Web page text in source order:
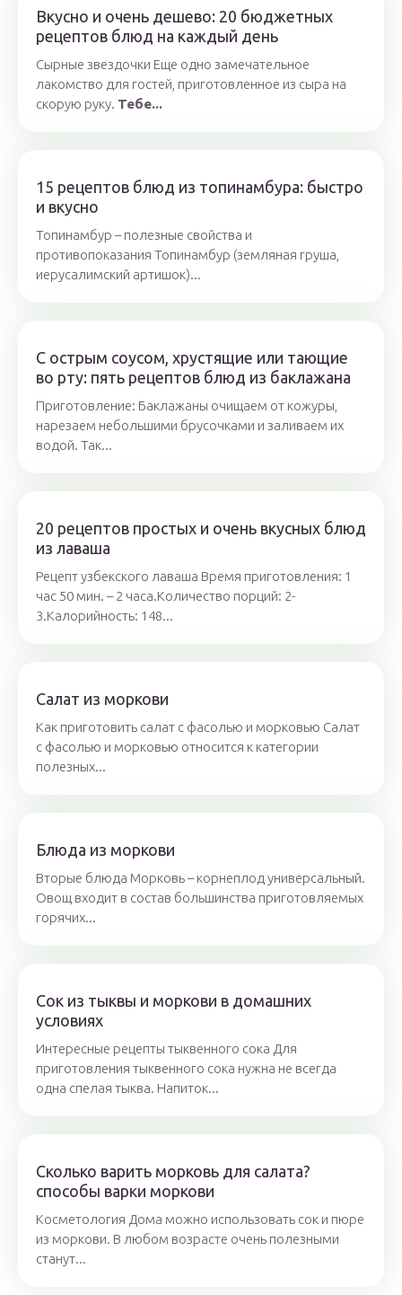
Вкусно и очень дешево: 20 бюджетных
рецептов блюд на каждый день
Сырные звездочки Еще одно замечательное
лакомство для гостей, приготовленное из сыра на
скорую руку. Тебе...
15 рецептов блюд из топинамбура: быстро
и вкусно
Топинамбур – полезные свойства и
противопоказания Топинамбур (земляная груша,
иерусалимский артишок)...
С острым соусом, хрустящие или тающие
во рту: пять рецептов блюд из баклажана
Приготовление: Баклажаны очищаем от кожуры,
нарезаем небольшими брусочками и заливаем их
водой. Так...
20 рецептов простых и очень вкусных блюд
из лаваша
Рецепт узбекского лаваша Время приготовления: 1
час 50 мин. – 2 часа.Количество порций: 2-
3.Калорийность: 148...
Салат из моркови
Как приготовить салат с фасолью и морковью Салат
с фасолью и морковью относится к категории
полезных...
Блюда из моркови
Вторые блюда Морковь – корнеплод универсальный.
Овощ входит в состав большинства приготовляемых
горячих...
Сок из тыквы и моркови в домашних
условиях
Интересные рецепты тыквенного сока Для
приготовления тыквенного сока нужна не всегда
одна спелая тыква. Напиток...
Сколько варить морковь для салата?
способы варки моркови
Косметология Дома можно использовать сок и пюре
из моркови. В любом возрасте очень полезными
станут...